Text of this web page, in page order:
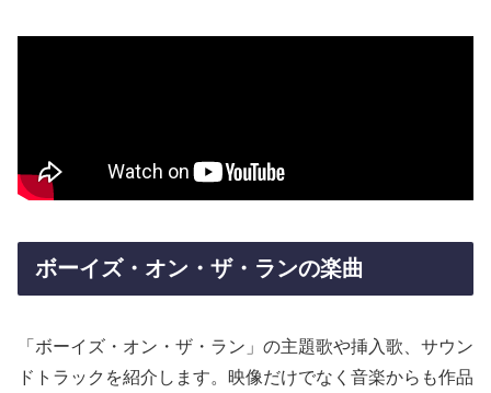
ボーイズ・オン・ザ・ランの楽曲
「ボーイズ・オン・ザ・ラン」の主題歌や挿入歌、サウン
ドトラックを紹介します。映像だけでなく音楽からも作品